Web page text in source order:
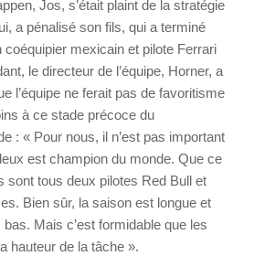
Jos, s’était plaint de la stratégie
a pénalisé son fils, qui a terminé
mexicain et pilote Ferrari
le directeur de l’équipe, Horner, a
l’équipe ne ferait pas de favoritisme
à ce stade précoce du
: « Pour nous, il n’est pas important
est champion du monde. Que ce
sont tous deux pilotes Red Bull et
Bien sûr, la saison est longue et
Mais c’est formidable que les
hauteur de la tâche ».